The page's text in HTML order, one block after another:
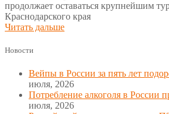
продолжает оставаться крупнейшим
Краснодарского края
Читать дальше
Новости
Вейпы в России за пять лет
июля, 2026
Потребление алкоголя в России
июля, 2026